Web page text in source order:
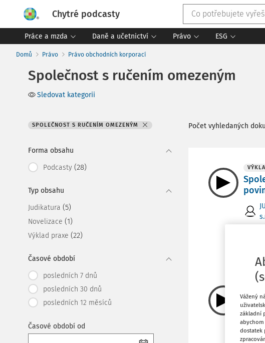
Chytré podcasty
Práce a mzda Daně a učetnictví Právo ESG
Domů Právo Právo obchodních korporací
Společnost s ručením omezeným
Sledovat kategorii
SPOLEČNOST S RUČENÍM OMEZENÝM
Forma obsahu
Podcasty (28)
Typ obsahu
Judikatura (5)
Novelizace (1)
Výklad praxe (22)
Časové období
posledních 7 dnů
posledních 30 dnů
posledních 12 měsíců
Časové období od
Počet vyhledaných
Vážený
základní
dostatek